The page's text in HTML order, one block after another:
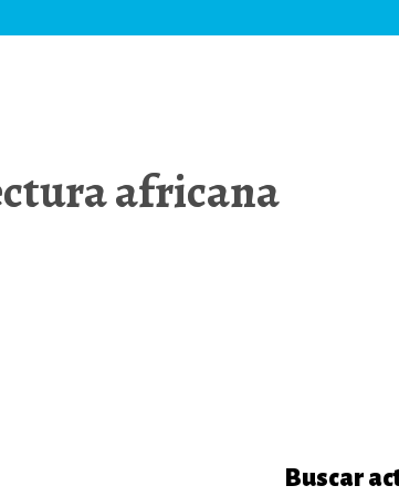
africana
Buscar